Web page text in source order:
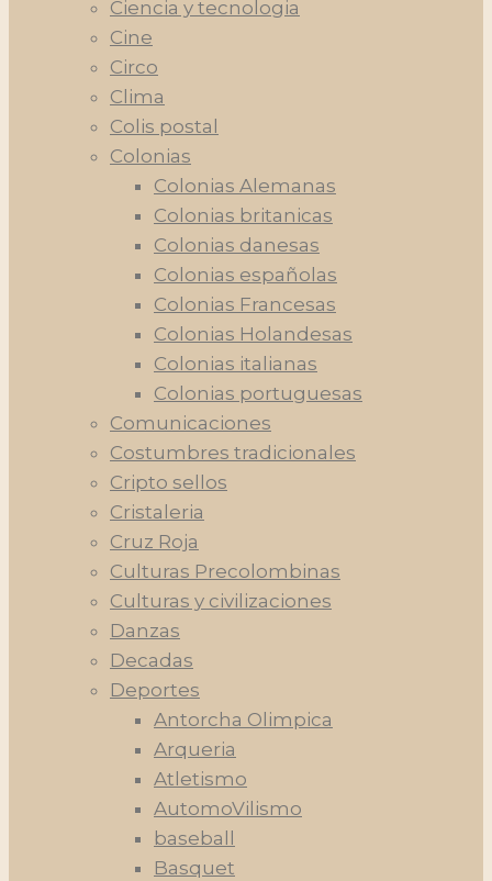
Ciencia y tecnologia
Cine
Circo
Clima
Colis postal
Colonias
Colonias Alemanas
Colonias britanicas
Colonias danesas
Colonias españolas
Colonias Francesas
Colonias Holandesas
Colonias italianas
Colonias portuguesas
Comunicaciones
Costumbres tradicionales
Cripto sellos
Cristaleria
Cruz Roja
Culturas Precolombinas
Culturas y civilizaciones
Danzas
Decadas
Deportes
Antorcha Olimpica
Arqueria
Atletismo
AutomoVilismo
baseball
Basquet